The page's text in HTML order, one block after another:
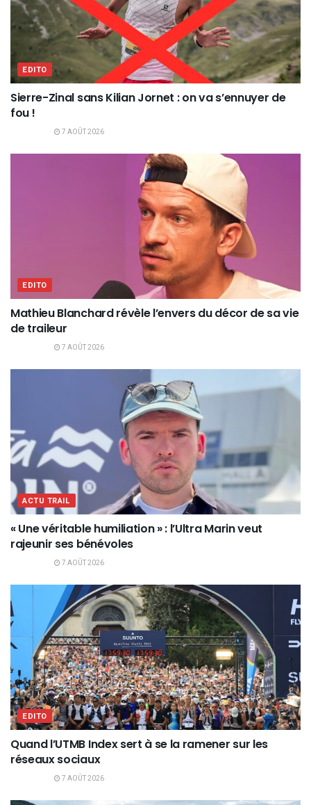
EDITO
Sierre-Zinal sans Kilian Jornet : on va s’ennuyer de
fou !
7 AOÛT 2026
EDITO
Mathieu Blanchard révèle l’envers du décor de sa vie
de traileur
7 AOÛT 2026
ACTU TRAIL
« Une véritable humiliation » : l’Ultra Marin veut
rajeunir ses bénévoles
7 AOÛT 2026
EDITO
Quand l’UTMB Index sert à se la ramener sur les
réseaux sociaux
7 AOÛT 2026